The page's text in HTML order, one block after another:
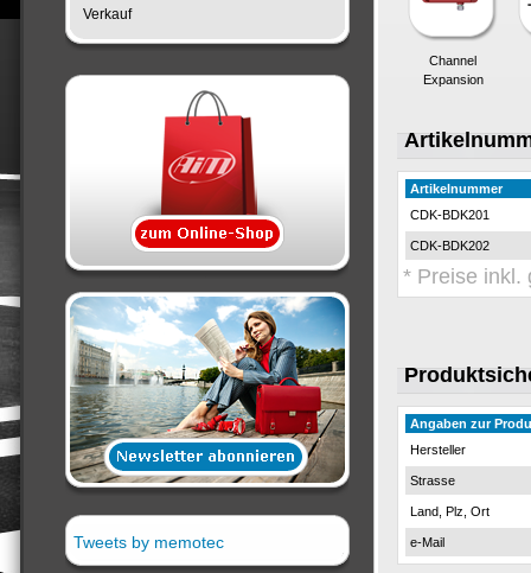
Verkauf
Tweets by memotec
Channel
Expansion
Artikelnummer
CDK-BDK201
CDK-BDK202
* Preise inkl.
Angaben zur
Hersteller
Strasse
Land, Plz, Ort
e-Mail